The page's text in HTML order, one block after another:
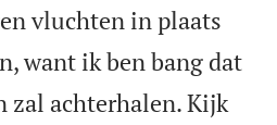
vluchten in plaats
want ik ben bang dat
zal achterhalen. Kijk